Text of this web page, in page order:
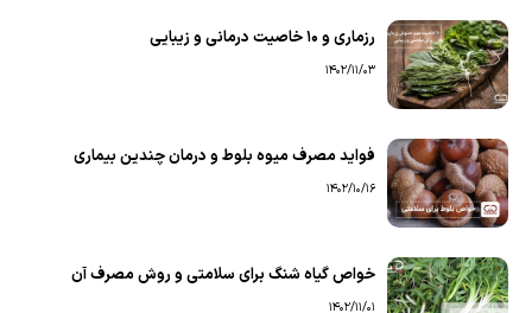
رزماری و ۱۰ خاصیت درمانی و زیبایی
1402/11/03
فواید مصرف میوه بلوط و درمان چندین بیماری
1402/10/16
خواص گیاه شنگ برای سلامتی و روش مصرف آن
1402/11/01